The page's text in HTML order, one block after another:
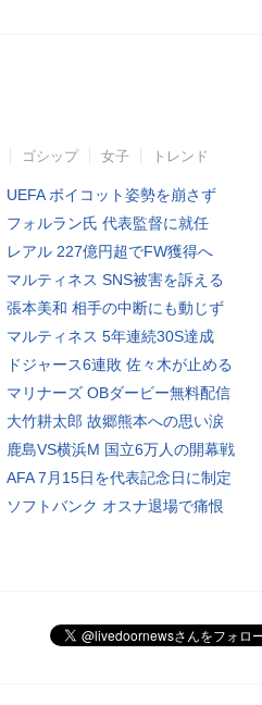
ゴシップ 女子 トレンド
UEFA ボイコット姿勢を崩さず
フォルラン氏 代表監督に就任
レアル 227億円超でFW獲得へ
マルティネス SNS被害を訴える
張本美和 相手の中断にも動じず
マルティネス 5年連続30S達成
ドジャース6連敗 佐々木が止める
マリナーズ OBダービー無料配信
大竹耕太郎 故郷熊本への思い涙
鹿島VS横浜M 国立6万人の開幕戦
AFA 7月15日を代表記念日に制定
ソフトバンク オスナ退場で痛恨